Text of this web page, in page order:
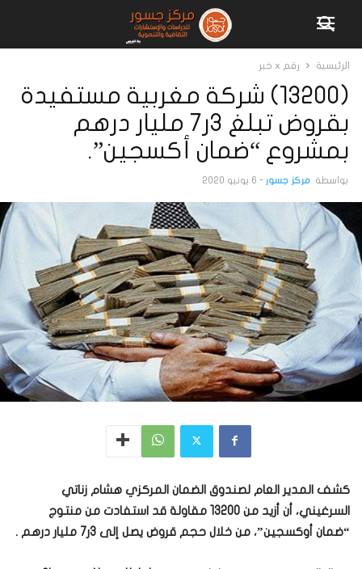
الرئيسية رقم x خبر
(13200) شركة مغربية مستفيدة
بقروض تبلغ 3ر7 مليار درهم
بمشروع “ضمان أكسجين”.
بواسطة مركز جسور - 6 يونيو 2020
كشف المدير العام لصندوق الضمان المركزي هشام زناتي
السرغيني، أن أزيد من 13200 مقاولة قد استفادت من منتوج
“ضمان أوكسجين”، من خلال حجم قروض يصل إلى 3ر7 مليار درهم .